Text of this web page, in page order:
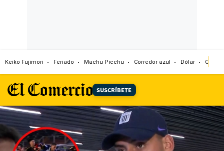
Keiko Fujimori Feriado Machu Picchu Corredor azul Dólar
SUSCRÍBETE